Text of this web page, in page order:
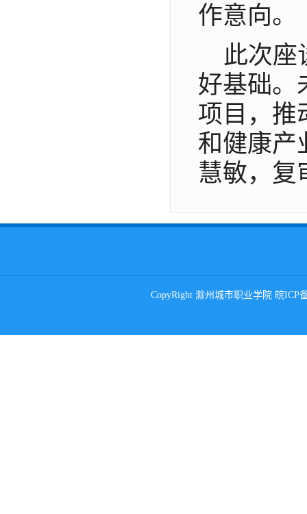
作意向。
此次座
好基础。
项目，推
和健康产
慧敏，复
CopyRight 滁州城市职业学院 皖ICP